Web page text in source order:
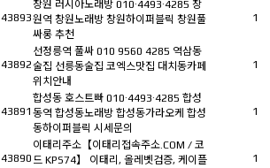
43893
창원 러시아노래방 010·4493·4285 창
원역 창원노래방 창원하이퍼블릭 창원풀
싸롱 추천
1
43892
선정릉역 풀싸 010 9560 4285 역삼동
술집 선릉동술집 코엑스맛집 대치동카페
위치안내
1
43891
합성동 호스트빠 010·4493·4285 합성
동역 합성동노래방 합성동가라오케 합성
동하이퍼블릭 시세문의
1
43890
이태리주소【이태리접속주소.COM / 코
드 KPS74】 이태리, 올레벳검증, 케이플
1